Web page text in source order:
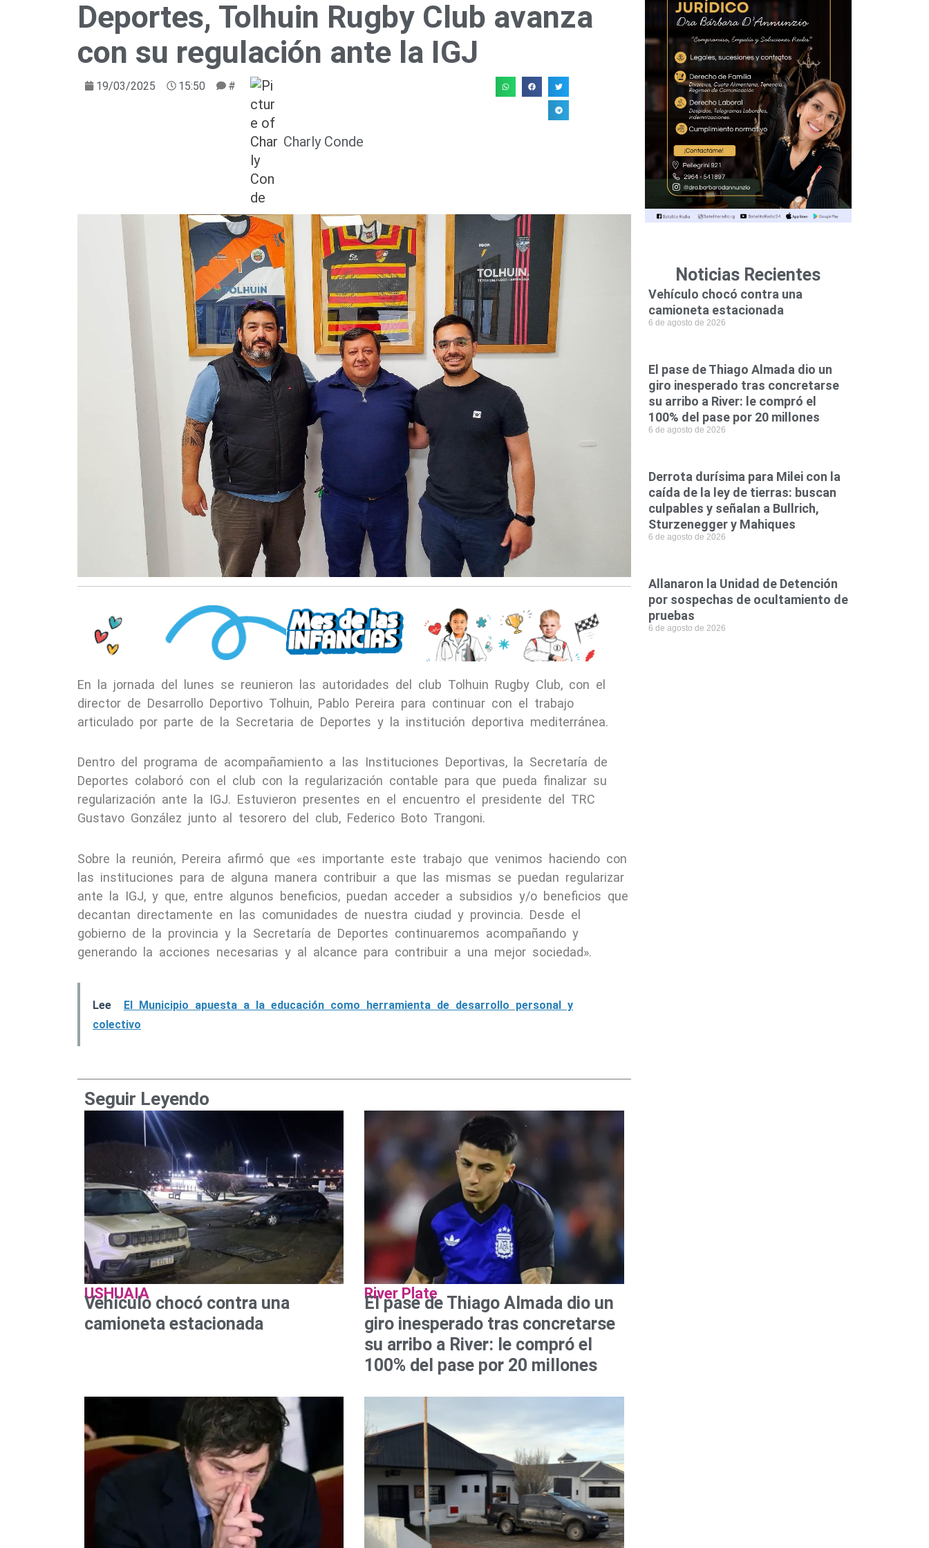
Deportes, Tolhuin Rugby Club avanza
con su regulación ante la IGJ
19/03/2025 15:50 #
Charly Conde
En la jornada del lunes se reunieron las autoridades del club Tolhuin Rugby Club, con el
director de Desarrollo Deportivo Tolhuin, Pablo Pereira para continuar con el trabajo
articulado por parte de la Secretaria de Deportes y la institución deportiva mediterránea.
Dentro del programa de acompañamiento a las Instituciones Deportivas, la Secretaría de
Deportes colaboró con el club con la regularización contable para que pueda finalizar su
regularización ante la IGJ. Estuvieron presentes en el encuentro el presidente del TRC
Gustavo González junto al tesorero del club, Federico Boto Trangoni.
Sobre la reunión, Pereira afirmó que «es importante este trabajo que venimos haciendo con
las instituciones para de alguna manera contribuir a que las mismas se puedan regularizar
ante la IGJ, y que, entre algunos beneficios, puedan acceder a subsidios y/o beneficios que
decantan directamente en las comunidades de nuestra ciudad y provincia. Desde el
gobierno de la provincia y la Secretaría de Deportes continuaremos acompañando y
generando la acciones necesarias y al alcance para contribuir a una mejor sociedad».
Lee
El Municipio apuesta a la educación como herramienta de desarrollo personal y
colectivo
Seguir Leyendo
USHUAIA
Vehículo chocó contra una
camioneta estacionada
River Plate
El pase de Thiago Almada dio un
giro inesperado tras concretarse
su arribo a River: le compró el
100% del pase por 20 millones
Noticias Recientes
Vehículo chocó contra una
camioneta estacionada
6 de agosto de 2026
El pase de Thiago Almada dio un
giro inesperado tras concretarse
su arribo a River: le compró el
100% del pase por 20 millones
6 de agosto de 2026
Derrota durísima para Milei con la
caída de la ley de tierras: buscan
culpables y señalan a Bullrich,
Sturzenegger y Mahiques
6 de agosto de 2026
Allanaron la Unidad de Detención
por sospechas de ocultamiento de
pruebas
6 de agosto de 2026